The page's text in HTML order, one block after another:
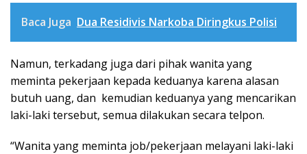
Baca Juga Dua Residivis Narkoba Diringkus Polisi
Namun, terkadang juga dari pihak wanita yang
meminta pekerjaan kepada keduanya karena alasan
butuh uang, dan kemudian keduanya yang mencarikan
laki-laki tersebut, semua dilakukan secara telpon.
“Wanita yang meminta job/pekerjaan melayani laki-laki